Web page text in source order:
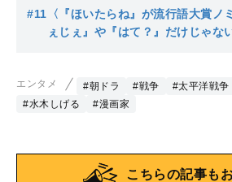
部分”とは？
#11 〈『ほいたらね』が流行語大賞ノ
ぇじぇ』や『はて？』だけじゃな
エンタメ #朝ドラ #戦争 #太平洋戦争
#水木しげる
#漫画家
こちらの記事も